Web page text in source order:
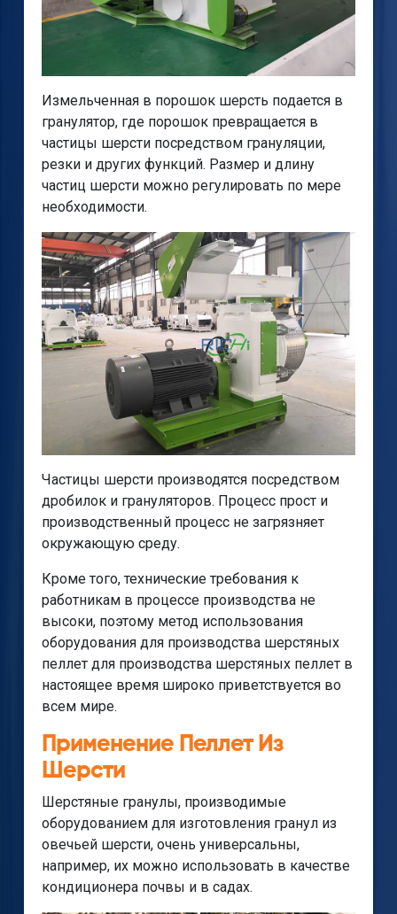
Измельченная в порошок шерсть подается в
гранулятор, где порошок превращается в
частицы шерсти посредством грануляции,
резки и других функций. Размер и длину
частиц шерсти можно регулировать по мере
необходимости.
Частицы шерсти производятся посредством
дробилок и грануляторов. Процесс прост и
производственный процесс не загрязняет
окружающую среду.
Кроме того, технические требования к
работникам в процессе производства не
высоки, поэтому метод использования
оборудования для производства шерстяных
пеллет для производства шерстяных пеллет в
настоящее время широко приветствуется во
всем мире.
Применение Пеллет Из
Шерсти
Шерстяные гранулы, производимые
оборудованием для изготовления гранул из
овечьей шерсти, очень универсальны,
например, их можно использовать в качестве
кондиционера почвы и в садах.